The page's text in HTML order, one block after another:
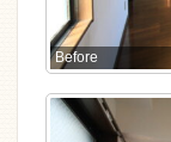
Before